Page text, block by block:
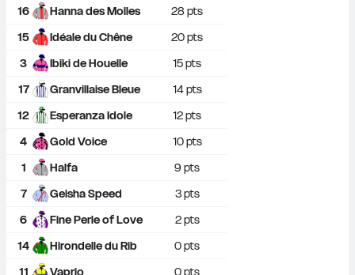
16 Hanna des Molles 28 pts
15
Idéale du Chêne 20 pts
3
Ibiki de Houelle 15 pts
17
Granvillaise Bleue 14 pts
12
Esperanza Idole 12 pts
4
Gold Voice 10 pts
1
Halfa 9 pts
7
Geisha Speed 3 pts
6
Fine Perle of Love 2 pts
14
Hirondelle du Rib 0 pts
11
Vaprio 0 pts